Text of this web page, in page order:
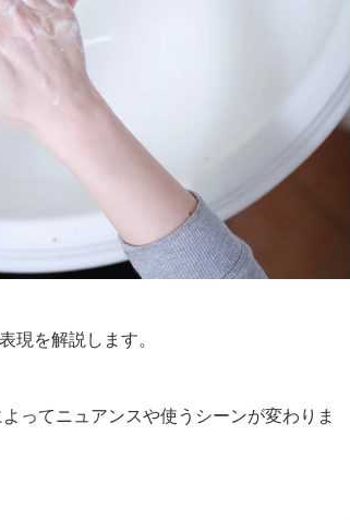
現を解説します。
ってニュアンスや使うシーンが変わりま